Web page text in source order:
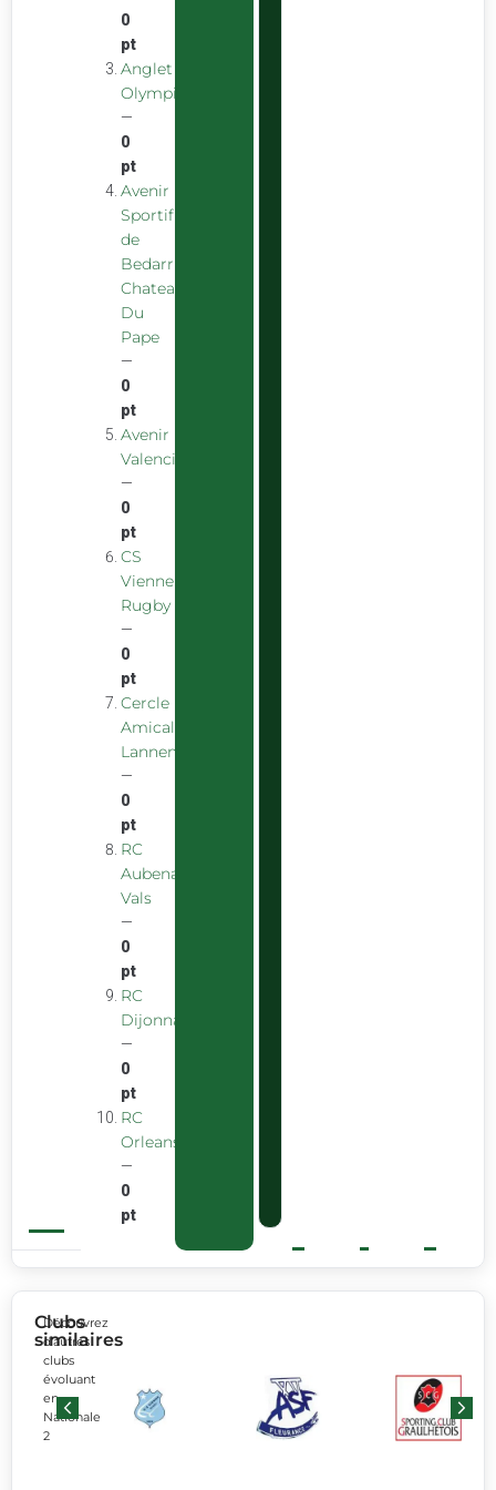
0
pt
Anglet
Olympique
—
0
pt
Avenir
Sportif
de
Bedarrides
Chateauneuf
Du
Pape
—
0
pt
Avenir
Valencien
—
0
pt
CS
Vienne
Rugby
—
0
pt
Cercle
Amical
Lannemezanais
—
0
pt
RC
Aubenas
Vals
—
0
pt
RC
Dijonnais
—
0
pt
RC
Orleans
—
0
pt
Clubs
similaires
Découvrez
d’autres
clubs
évoluant
en
Nationale
2